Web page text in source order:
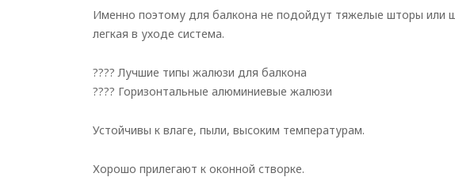
Именно поэтому для балкона не подойдут тяжелые шторы или
легкая в уходе система.
???? Лучшие типы жалюзи для балкона
???? Горизонтальные алюминиевые жалюзи
Устойчивы к влаге, пыли, высоким температурам.
Хорошо прилегают к оконной створке.